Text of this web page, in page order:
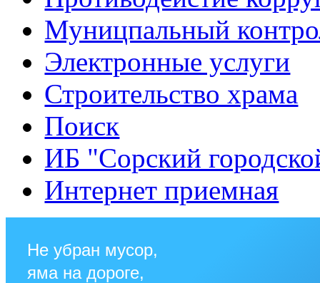
Муницпальный
Электронные услуги
Строительство храма
Поиск
ИБ "Сорский
Интернет приемная
Не убран мусор,
яма на дороге,